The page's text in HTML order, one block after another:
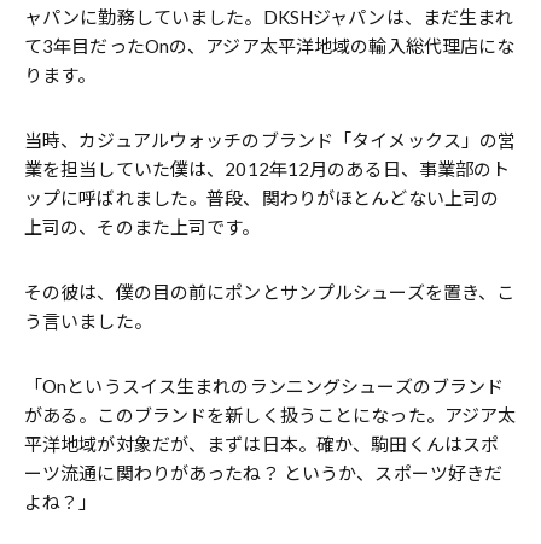
ャパンに勤務していました。DKSHジャパンは、まだ生まれ
て3年目だったOnの、アジア太平洋地域の輸入総代理店にな
ります。
当時、カジュアルウォッチのブランド「タイメックス」の営
業を担当していた僕は、2012年12月のある日、事業部のト
ップに呼ばれました。普段、関わりがほとんどない上司の
上司の、そのまた上司です。
その彼は、僕の目の前にポンとサンプルシューズを置き、こ
う言いました。
「Onというスイス生まれのランニングシューズのブランド
がある。このブランドを新しく扱うことになった。アジア太
平洋地域が対象だが、まずは日本。確か、駒田くんはスポ
ーツ流通に関わりがあったね？ というか、スポーツ好きだ
よね？」